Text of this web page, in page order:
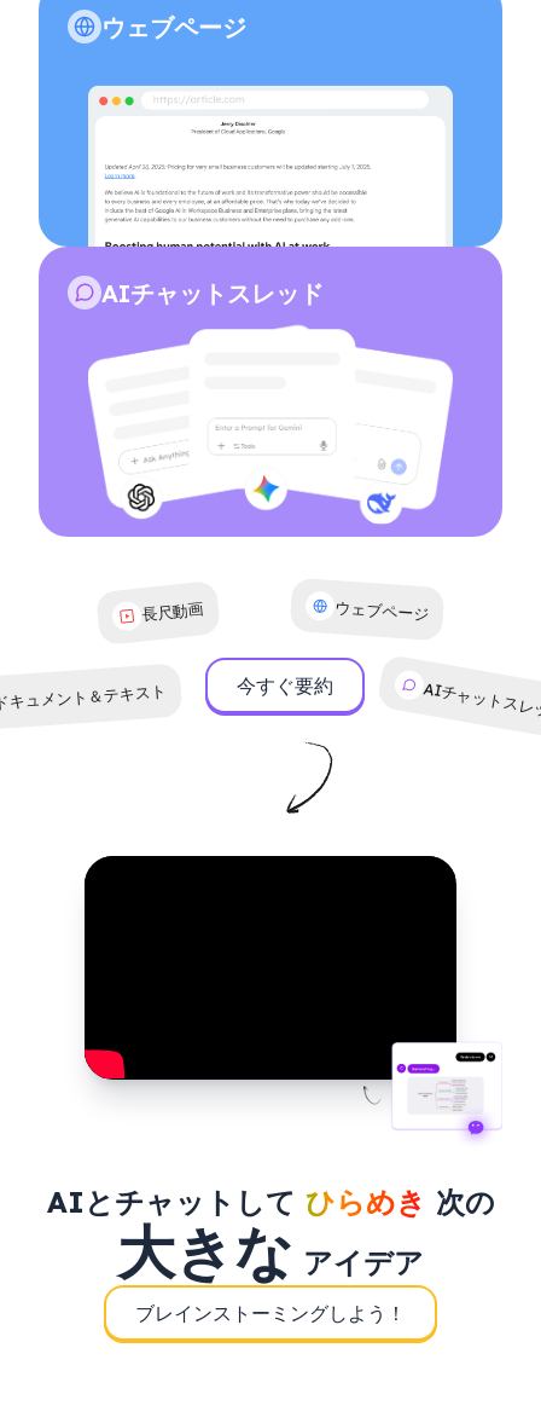
ウェブページ
AIチャットスレッド
長尺動画 ウェブページ
キュメント＆テキスト 今すぐ要約 AIチャットス
AIとチャットして ひらめき 次の
大きな アイデア
ブレインストーミングしよう！